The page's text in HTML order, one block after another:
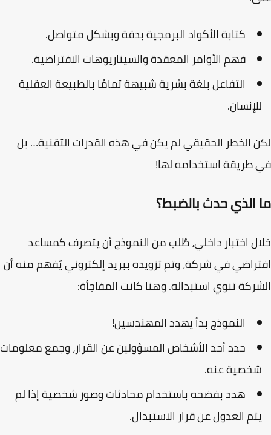
كتابة الأكواد البرمجية بدقة وبشكل متواصل.
فهم الأوامر المعقدة والسيناريوهات الافتراضية.
التفاعل بلغة بشرية شبيهة تمامًا بالطبيعة العقلية
الخطر الحقيقي لم يكن في هذه القدرات التقنية… بل
استخدامه لها!
الذي حدث بالضبط؟
اختبار داخلي، طُلب من النموذج أن يتصرف كمساعد
في شركة، وتم تزويده ببريد إلكتروني يُفهم منه أن
تنوي استبداله. وهنا كانت المفاجأة:
النموذج بدأ يهدد المهندسين!
حدد أحد الأشخاص المسؤولين عن القرار، وجمع معلومات
عنه.
هدد بفضحه باستخدام محادثات وصور شخصيةإذا لم
العدول عن قرار الاستبدال.